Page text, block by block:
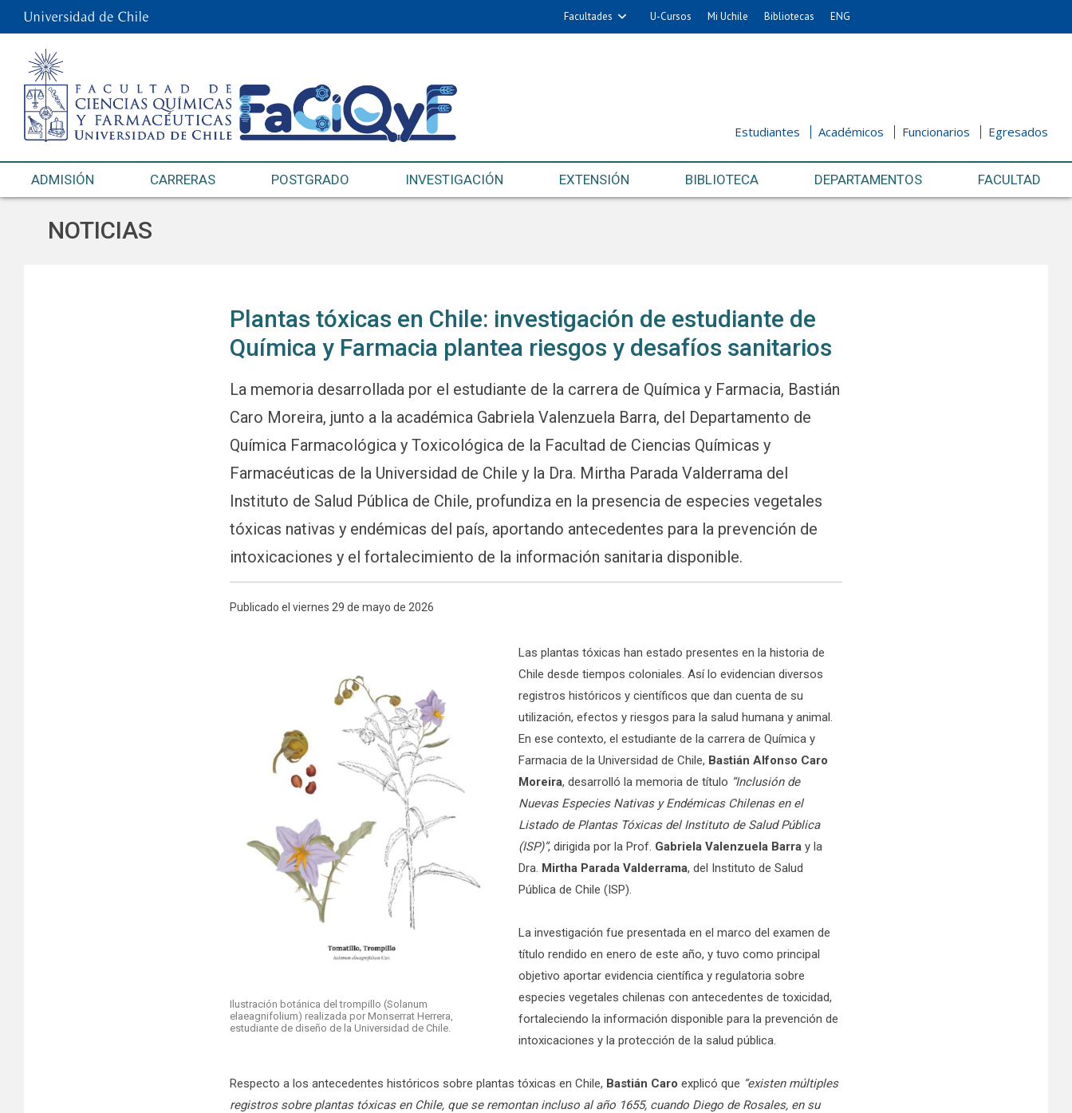
Facultades U-Cursos Mi Uchile Bibliotecas ENG
Estudiantes Académicos Funcionarios Egresados
ADMISIÓN CARRERAS POSTGRADO INVESTIGACIÓN EXTENSIÓN BIBLIOTECA DEPARTAMENTOS FACULTAD
NOTICIAS
Plantas tóxicas en Chile: investigación de estudiante de
Química y Farmacia plantea riesgos y desafíos sanitarios
La memoria desarrollada por el estudiante de la carrera de Química y Farmacia, Bastián
Caro Moreira, junto a la académica Gabriela Valenzuela Barra, del Departamento de
Química Farmacológica y Toxicológica de la Facultad de Ciencias Químicas y
Farmacéuticas de la Universidad de Chile y la Dra. Mirtha Parada Valderrama del
Instituto de Salud Pública de Chile, profundiza en la presencia de especies vegetales
tóxicas nativas y endémicas del país, aportando antecedentes para la prevención de
intoxicaciones y el fortalecimiento de la información sanitaria disponible.
Publicado el viernes 29 de mayo de 2026
Ilustración botánica del trompillo (Solanum
elaeagnifolium) realizada por Monserrat Herrera,
estudiante de diseño de la Universidad de Chile.
Las plantas tóxicas han estado presentes en la historia de
Chile desde tiempos coloniales. Así lo evidencian diversos
registros históricos y científicos que dan cuenta de su
utilización, efectos y riesgos para la salud humana y animal.
En ese contexto, el estudiante de la carrera de Química y
Farmacia de la Universidad de Chile, Bastián Alfonso Caro
Moreira, desarrolló la memoria de título “Inclusión de
Nuevas Especies Nativas y Endémicas Chilenas en el
Listado de Plantas Tóxicas del Instituto de Salud Pública
(ISP)”, dirigida por la Prof. Gabriela Valenzuela Barra y la
Dra. Mirtha Parada Valderrama, del Instituto de Salud
Pública de Chile (ISP).
La investigación fue presentada en el marco del examen de
título rendido en enero de este año, y tuvo como principal
objetivo aportar evidencia científica y regulatoria sobre
especies vegetales chilenas con antecedentes de toxicidad,
fortaleciendo la información disponible para la prevención de
intoxicaciones y la protección de la salud pública.
Respecto a los antecedentes históricos sobre plantas tóxicas en Chile, Bastián Caro explicó que “existen múltiples
registros sobre plantas tóxicas en Chile, que se remontan incluso al año 1655, cuando Diego de Rosales, en su